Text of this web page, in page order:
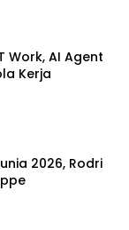
Work, AI Agent
Kerja
2026, Rodri